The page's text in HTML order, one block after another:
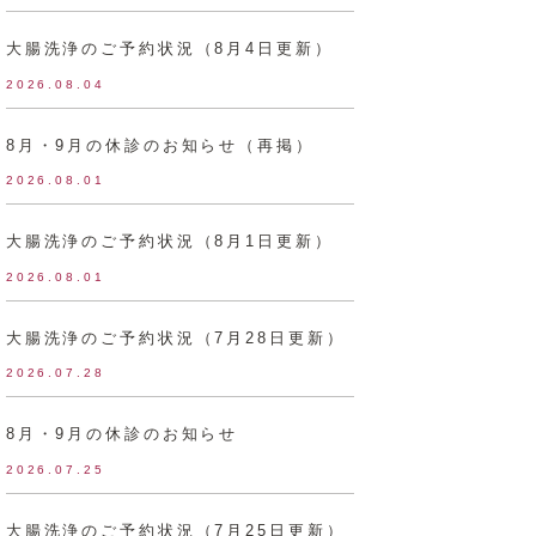
大腸洗浄のご予約状況（8月4日更新）
2026.08.04
8月・9月の休診のお知らせ（再掲）
2026.08.01
大腸洗浄のご予約状況（8月1日更新）
2026.08.01
大腸洗浄のご予約状況（7月28日更新）
2026.07.28
8月・9月の休診のお知らせ
2026.07.25
大腸洗浄のご予約状況（7月25日更新）